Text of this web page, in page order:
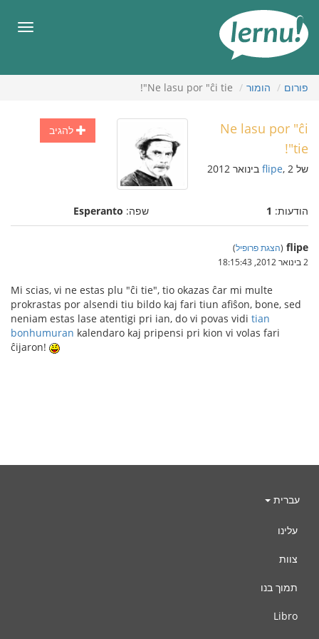
העניינים
פורום הומור Ne lasu por "ĉi tie"!
להגיב
Ne lasu por "ĉi
tie"!
של flipe, 2 בינואר 2012
הודעות: 1 שפה: Esperanto
flipe
(הצגת פרופיל)
2 בינואר 2012, 18:15:43
Mi scias, vi ne estas plu "ĉi tie", tio okazas ĉar mi multe
prokrastas por alsendi tiu bildo kaj fari tiun afiŝon, bone, sed
neniam estas lase atentigi pri ian, do vi povas vidi tian
bonhumuran kalendaro kaj pripensi pri kion vi volas fari
ĉijaron!
עברית
עלינו
צוות
תמוך בנו
Libro